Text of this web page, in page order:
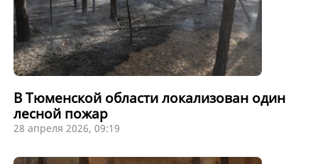
В Тюменской области локализован один
лесной пожар
28 апреля 2026, 09:19